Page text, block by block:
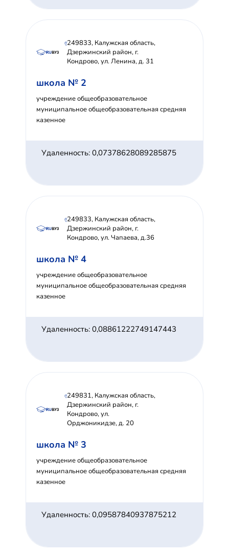
249833, Калужская область,
Дзержинский район, г.
Кондрово, ул. Ленина, д. 31
школа № 2
учреждение общеобразовательное
муниципальное общеобразовательная средняя
казенное
Удаленность: 0,07378628089285875
249833, Калужская область,
Дзержинский район, г.
Кондрово, ул. Чапаева, д.36
школа № 4
учреждение общеобразовательное
муниципальное общеобразовательная средняя
казенное
Удаленность: 0,08861222749147443
249831, Калужская область,
Дзержинский район, г.
Кондрово, ул.
Орджоникидзе, д. 20
школа № 3
учреждение общеобразовательное
муниципальное общеобразовательная средняя
казенное
Удаленность: 0,09587840937875212